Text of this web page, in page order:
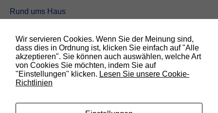
Rund ums Haus
Sicherheit
SUCHEN
Wir servieren Cookies. Wenn Sie der Meinung sind,
dass dies in Ordnung ist, klicken Sie einfach auf "Alle
akzeptieren". Sie können auch auswählen, welche Art
von Cookies Sie möchten, indem Sie auf
"Einstellungen" klicken. Lesen Sie unsere Cookie-
Richtlinien
N
o
t
n
d